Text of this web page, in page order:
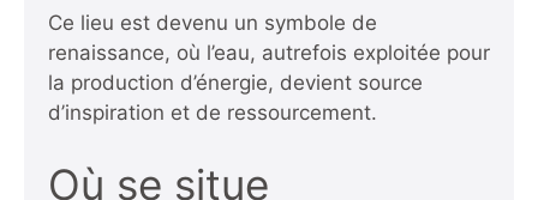
Ce lieu est devenu un symbole de
renaissance, où l’eau, autrefois exploitée pour
la production d’énergie, devient source
d’inspiration et de ressourcement.
Où se situe